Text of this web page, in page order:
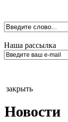
Наша рассылка
закрыть
Новости